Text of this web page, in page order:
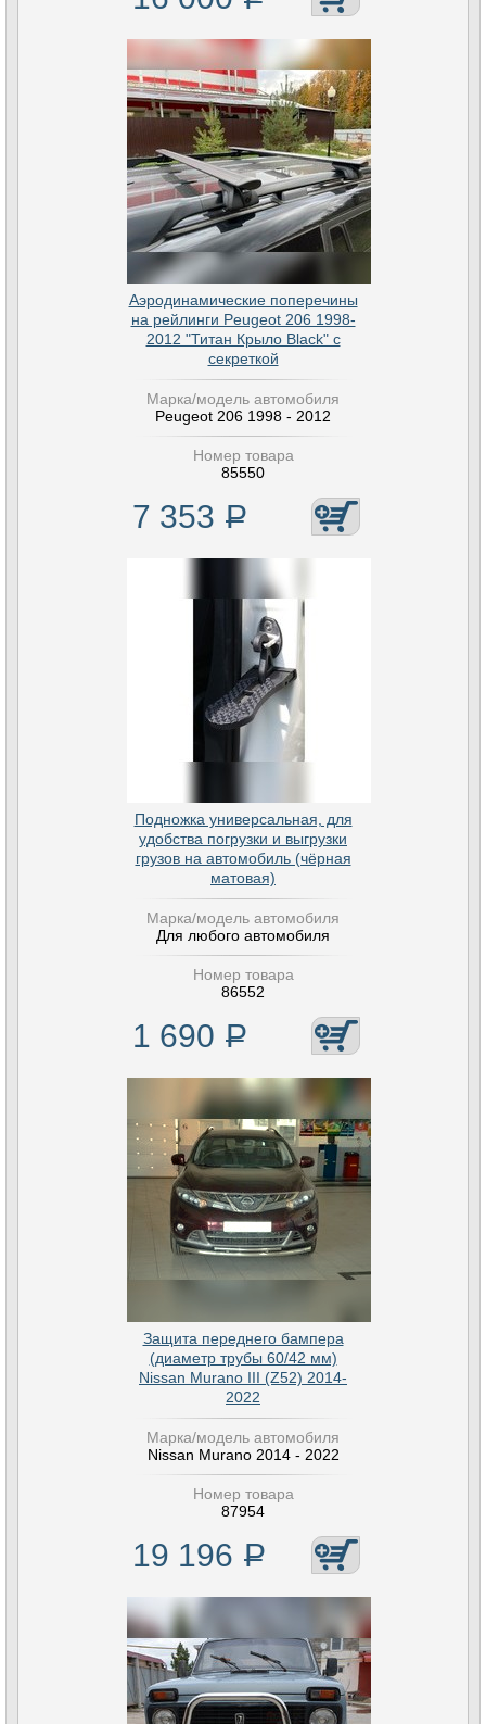
Аэродинамические поперечины
на рейлинги Peugeot 206 1998-
2012 "Титан Крыло Black" с
секреткой
Марка/модель автомобиля
Peugeot 206 1998 - 2012
Номер товара
85550
7 353 Р
Подножка универсальная, для
удобства погрузки и выгрузки
грузов на автомобиль (чёрная
матовая)
Марка/модель автомобиля
Для любого автомобиля
Номер товара
86552
1 690 Р
Защита переднего бампера
(диаметр трубы 60/42 мм)
Nissan Murano III (Z52) 2014-
2022
Марка/модель автомобиля
Nissan Murano 2014 - 2022
Номер товара
87954
19 196 Р